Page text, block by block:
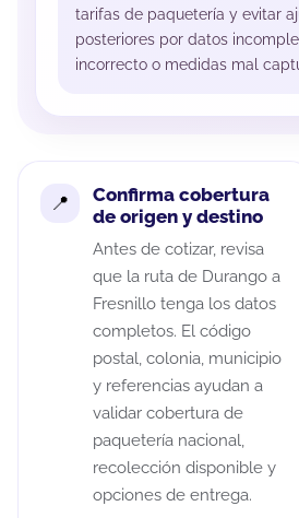
tarifas de paquetería y evitar
posteriores por datos
incorrecto o medidas mal
Confirma cobertura
de origen y destino
Antes de cotizar, revisa
que la ruta de Durango a
Fresnillo tenga los datos
completos. El código
postal, colonia, municipio
y referencias ayudan a
validar cobertura de
paquetería nacional,
recolección disponible y
opciones de entrega.